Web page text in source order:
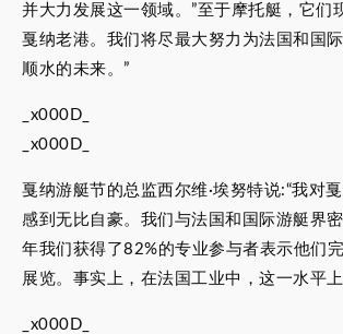
并大力发展这一领域。”至于摩托艇，它们
戛纳老港。我们将尽最大努力为法国和国
顺水的未来。”
_x000D_
_x000D_
戛纳游艇节的总监西尔维·埃努特说:“我对
感到无比自豪。我们与法国和国际游艇界
年我们获得了82%的专业参与者表示他们
展览。事实上，在法国工业中，这一水平上
_x000D_